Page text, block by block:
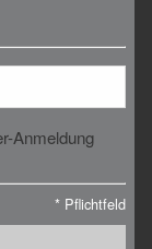
Anmeldung
* Pflichtfeld